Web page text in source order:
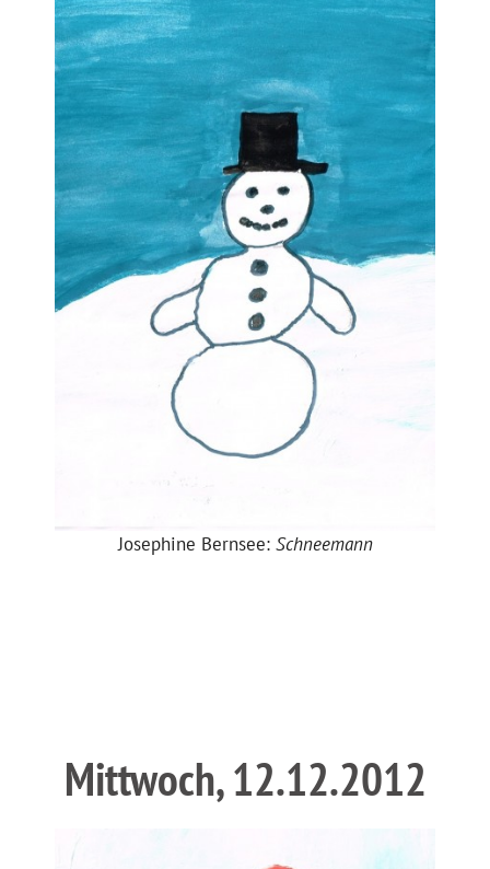
Josephine Bernsee: Schneemann
Mittwoch, 12.12.2012